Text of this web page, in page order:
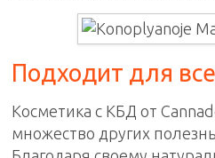
Подходит для
Косметика с КБД от
множество других